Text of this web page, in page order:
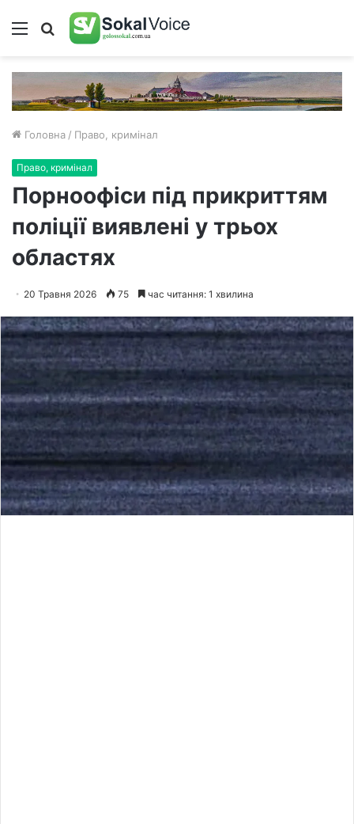
Меню Пошук
Головна / Право, кримінал
Право, кримінал
Порноофіси під прикриттям
поліції виявлені у трьох
областях
20 Травня 2026 75 час читання: 1 хвилина